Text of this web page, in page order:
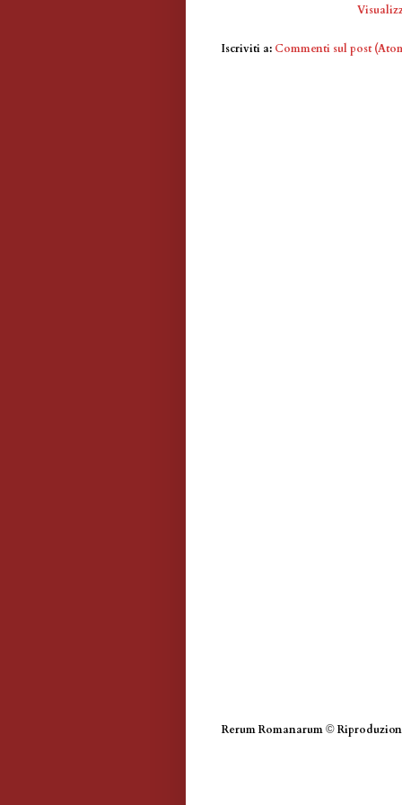
Iscriviti a: Commenti sul post
Rerum Romanarum ©